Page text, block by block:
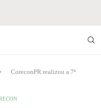
CoreconPR realizou a 7ª